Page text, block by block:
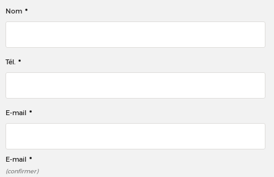
Nom *
Tél. *
E-mail *
E-mail *
(confirmer)